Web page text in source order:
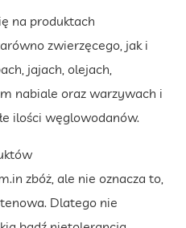
na produktach
zwierzęcego, jak i
jajach, olejach,
nabiale oraz warzywach i
ilości węglowodanów.
zbóż, ale nie oznacza to,
Dlatego nie